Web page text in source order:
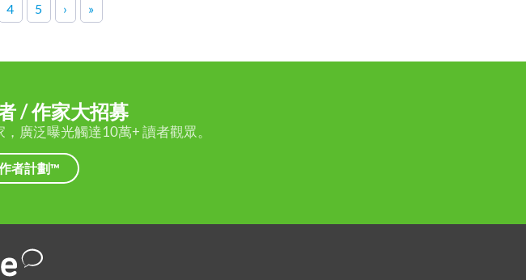
4 5 › »
/ 作家大招募
廣泛曝光觸達10萬+ 讀者觀眾。
者計劃™